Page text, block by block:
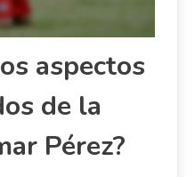
aspectos
de la
Pérez?